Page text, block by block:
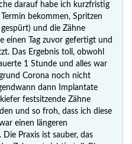
darauf habe ich kurzfristig
bekommen, Spritzen
und die Zähne
einen Tag zuvor gefertigt und
Das Ergebnis toll, obwohl
1 Stunde und alles war
Corona noch nicht
dann Implantate
festsitzende Zähne
und so froh, dass ich diese
einen längeren
Praxis ist sauber, das